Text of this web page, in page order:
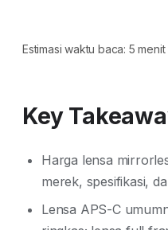
Estimasi waktu baca: 5 menit
Key
Harga lensa
merek, spesifikasi,
Lensa APS-C